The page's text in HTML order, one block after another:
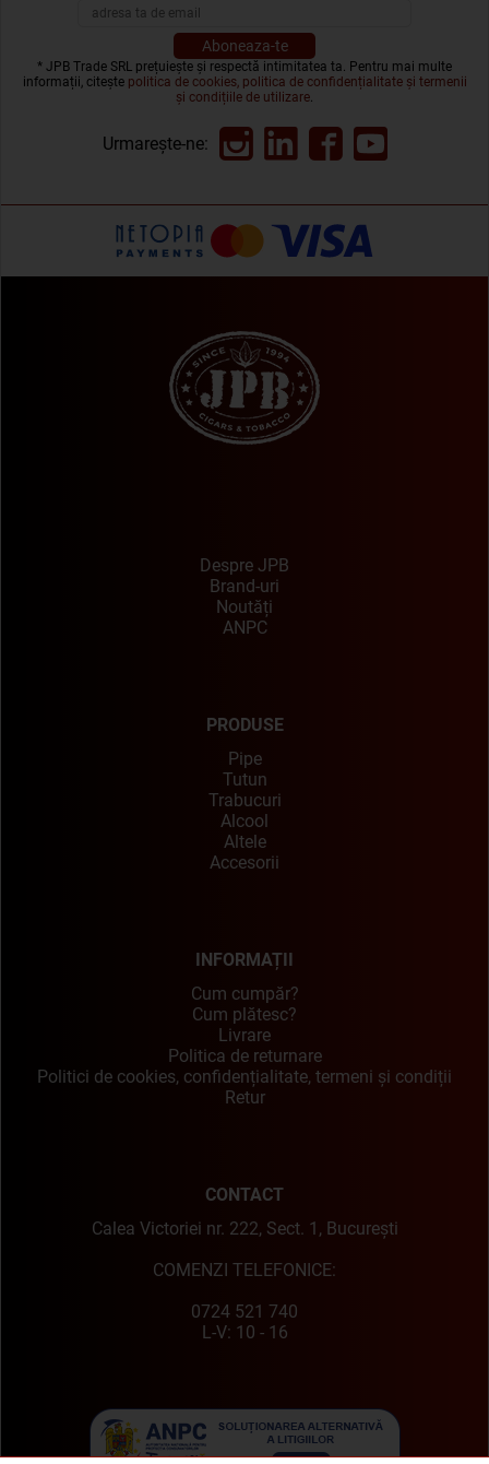
* JPB Trade SRL prețuiește și respectă intimitatea ta. Pentru mai multe
informații, citește politica de cookies, politica de confidențialitate și termenii
și condițiile de utilizare.
Urmarește-ne:
Despre JPB
Brand-uri
Noutăți
ANPC
PRODUSE
Pipe
Tutun
Trabucuri
Alcool
Altele
Accesorii
INFORMAȚII
Cum cumpăr?
Cum plătesc?
Livrare
Politica de returnare
Politici de cookies, confidențialitate, termeni și condiții
Retur
CONTACT
Calea Victoriei nr. 222, Sect. 1, București
COMENZI TELEFONICE:
0724 521 740
L-V: 10 - 16